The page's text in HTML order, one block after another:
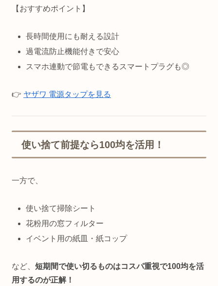
【おすすめポイント】
長時間使用にも耐える設計
過電流防止機能付きで安心
スマホ連動で節電もできるスマートプラグも◎
👉 ヤザワ 電源タップを見る
使い捨て前提なら100均を活用！
一方で、
使い捨て掃除シート
花粉用の窓フィルター
イベント用の紙皿・紙コップ
など、 短期間で使い切るものはコスパ重視で100均を活
用するのが正解！